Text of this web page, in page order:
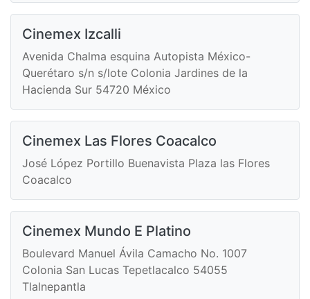
Cinemex Izcalli
Avenida Chalma esquina Autopista México-
Querétaro s/n s/lote Colonia Jardines de la
Hacienda Sur 54720 México
Cinemex Las Flores Coacalco
José López Portillo Buenavista Plaza las Flores
Coacalco
Cinemex Mundo E Platino
Boulevard Manuel Ávila Camacho No. 1007
Colonia San Lucas Tepetlacalco 54055
Tlalnepantla